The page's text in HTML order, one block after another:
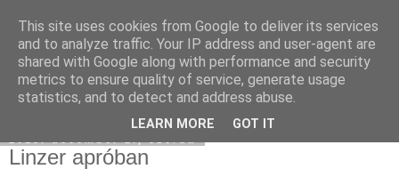
Moha Konyha
Linzer apróban
This site uses cookies from Google to deliver its services
and to analyze traffic. Your IP address and user-agent are
shared with Google along with performance and security
metrics to ensure quality of service, generate usage
statistics, and to detect and address abuse.
LEARN MORE GOT IT